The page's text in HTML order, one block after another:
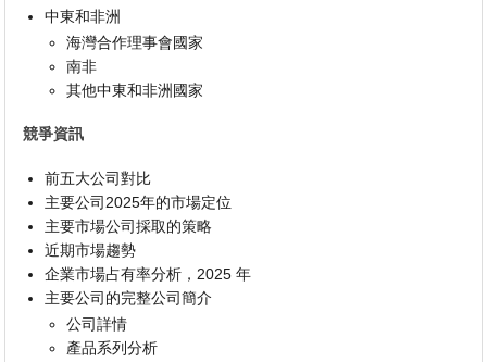
中東和非洲
海灣合作理事會國家
南非
其他中東和非洲國家
競爭資訊
前五大公司對比
主要公司2025年的市場定位
主要市場公司採取的策略
近期市場趨勢
企業市場占有率分析，2025 年
主要公司的完整公司簡介
公司詳情
產品系列分析